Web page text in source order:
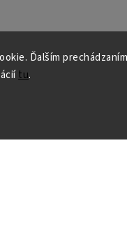
Ďalším
tu.